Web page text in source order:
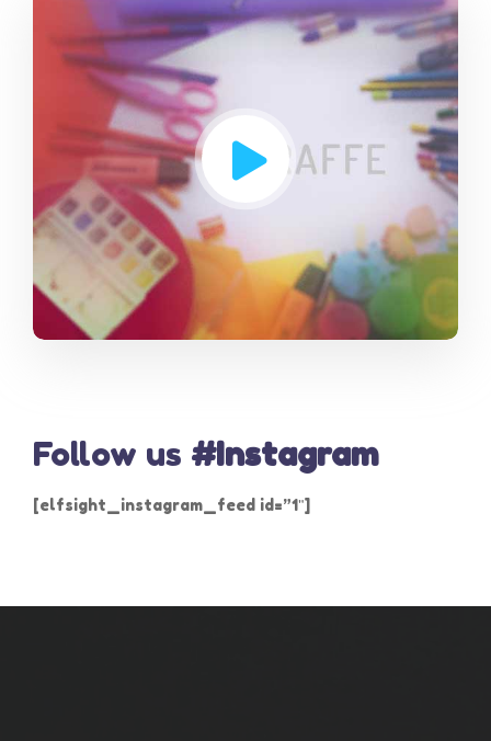
Follow us #Instagram
[elfsight_instagram_feed id=”1″]